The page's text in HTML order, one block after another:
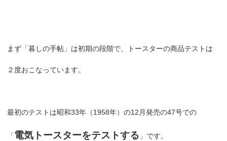
まず「暮しの手帖」は初期の段階で、トースターの商品テストは
２度おこなっています。
最初のテストは昭和33年（1958年）の12月発売の47号での
「 電気トースターをテストする 」です。